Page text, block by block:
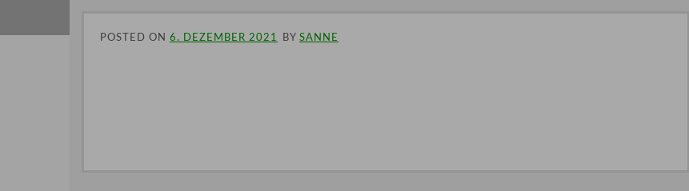
POSTED ON 6. DEZEMBER 2021 BY SANNE